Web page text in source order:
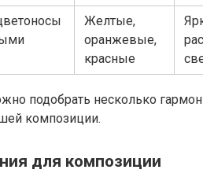
Желтые,
оранжевые,
красные
подобрать несколько
композиции.
для композиции